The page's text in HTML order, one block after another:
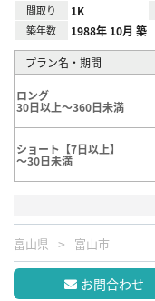
間取り 1K
築年数 1988年 10月 築
プラン名・期間
ロング
30日以上～360日未満
ショート【7日以上】
～30日未満
富山県 富山市
お問合わせ